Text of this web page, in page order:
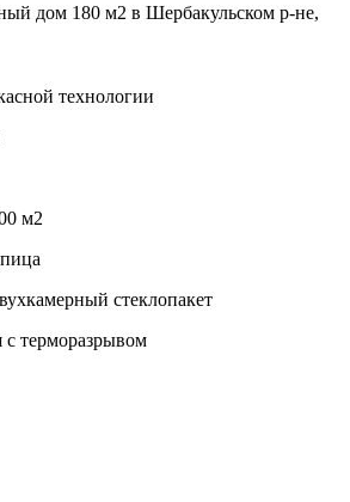
дом 180 м2 в Шербакульском р-не,
технологии
м2
стеклопакет
с терморазрывом